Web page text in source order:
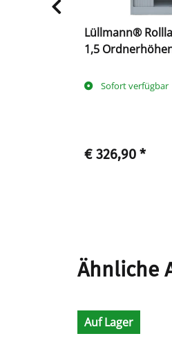
Lüllmann®
1,5
Sofort verfügbar
€ 326,90 *
Ähnliche
Auf Lager